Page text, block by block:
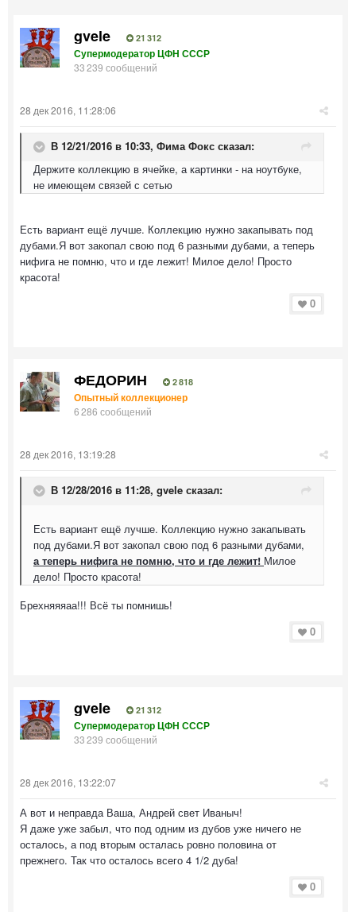
gvele 21 312
Супермодератор ЦФН СССР
33 239 сообщений
28 дек 2016, 11:28:06
В 12/21/2016 в 10:33, Фима Фокс сказал:
Держите коллекцию в ячейке, а картинки - на ноутбуке,
не имеющем связей с сетью
Есть вариант ещё лучше. Коллекцию нужно закапывать под
дубами.Я вот закопал свою под 6 разными дубами, а теперь
нифига не помню, что и где лежит! Милое дело! Просто
красота!
0
ФЕДОРИН 2 818
Опытный коллекционер
6 286 сообщений
28 дек 2016, 13:19:28
В 12/28/2016 в 11:28, gvele сказал:
Есть вариант ещё лучше. Коллекцию нужно закапывать
под дубами.Я вот закопал свою под 6 разными дубами,
а теперь нифига не помню, что и где лежит! Милое
дело! Просто красота!
Брехняяяаа!!! Всё ты помнишь!
0
gvele 21 312
Супермодератор ЦФН СССР
33 239 сообщений
28 дек 2016, 13:22:07
А вот и неправда Ваша, Андрей свет Иваныч!
Я даже уже забыл, что под одним из дубов уже ничего не
осталось, а под вторым осталась ровно половина от
прежнего. Так что осталось всего 4 1/2 дуба!
0